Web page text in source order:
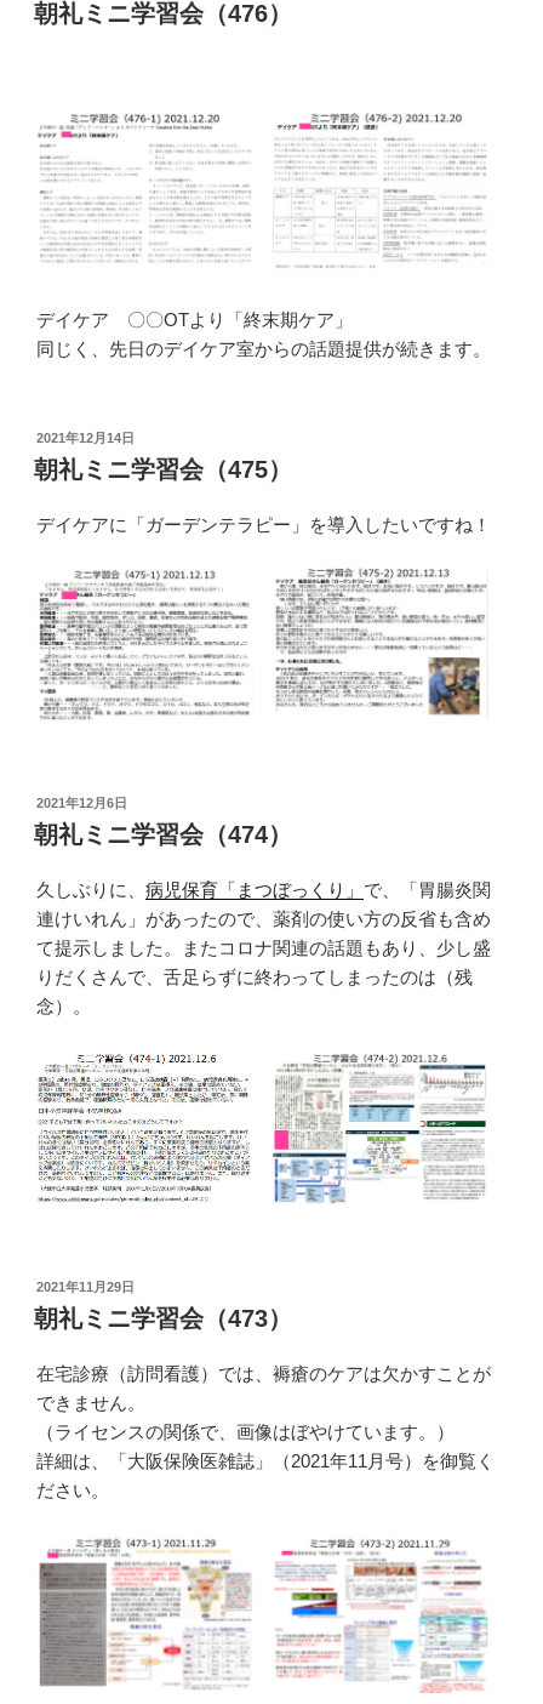
日:
朝礼ミニ学習会（476）
デイケア 〇〇OTより「終末期ケア」
同じく、先日のデイケア室からの話題提供が続きます。
投
稿
日:
2021年12月14日
朝礼ミニ学習会（475）
デイケアに「ガーデンテラピー」を導入したいですね！
投
稿
日:
2021年12月6日
朝礼ミニ学習会（474）
久しぶりに、 病児保育「まつぼっくり」 で、「胃腸炎関
連けいれん」があったので、薬剤の使い方の反省も含め
て提示しました。またコロナ関連の話題もあり、少し盛
りだくさんで、舌足らずに終わってしまったのは（残
念）。
投
稿
日:
2021年11月29日
朝礼ミニ学習会（473）
在宅診療（訪問看護）では、褥瘡のケアは欠かすことが
できません。
（ライセンスの関係で、画像はぼやけています。）
詳細は、「大阪保険医雑誌」（2021年11月号）を御覧く
ださい。